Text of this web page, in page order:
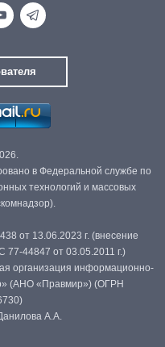
в Федеральной службе по
технологий и массовых
от 13.06.2023 г. (внесение
77-44847 от 03.05.2011 г.)
организация информационно-
(АНО «Правмир») (ОГРН
А.А.